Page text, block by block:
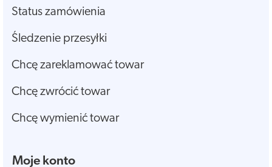
Status zamówienia
Śledzenie przesyłki
Chcę zareklamować towar
Chcę zwrócić towar
Chcę wymienić towar
Moje konto